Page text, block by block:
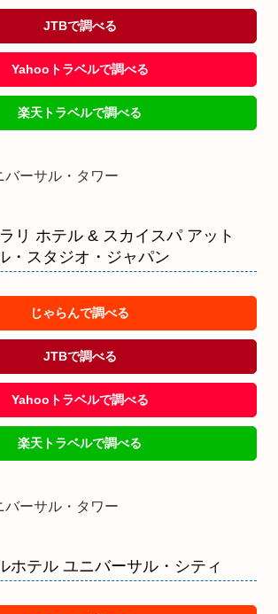
JTBで調べる
Yahooトラベルで調べる
楽天トラベルで調べる
バーサル・タワー
リ ホテル & スカイスパ アット
・スタジオ・ジャパン
じゃらんで調べる
JTBで調べる
Yahooトラベルで調べる
楽天トラベルで調べる
バーサル・タワー
ホテル ユニバーサル・シティ